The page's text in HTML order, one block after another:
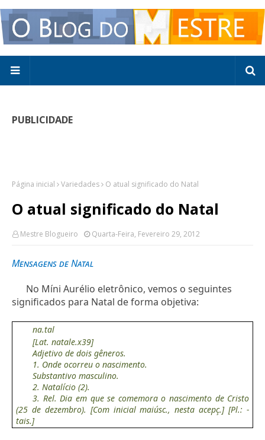
PUBLICIDADE
Página inicial Variedades O atual significado do Natal
O atual significado do Natal
Mestre Blogueiro Quarta-Feira, Fevereiro 29, 2012
Mensagens de Natal
No Míni Aurélio eletrônico, vemos o seguintes
significados para Natal de forma objetiva:
na.tal
[Lat. natale.x39]
Adjetivo de dois gêneros.
1. Onde ocorreu o nascimento.
Substantivo masculino.
2. Natalício (2).
3. Rel. Dia em que se comemora o nascimento de Cristo
(25 de dezembro). [Com inicial maiúsc., nesta acepç.] [Pl.: -
tais.]